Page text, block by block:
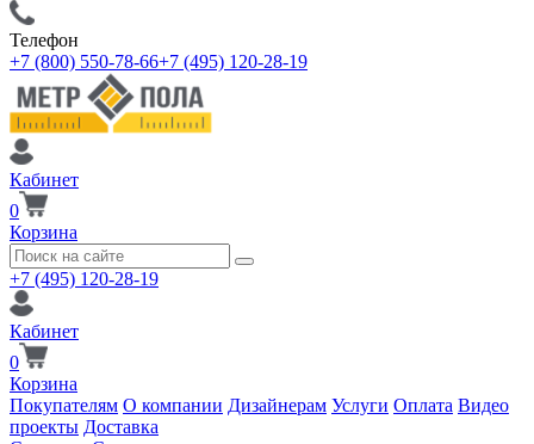
Телефон
+7 (800) 550-78-66+7 (495) 120-28-19
Кабинет
0
Корзина
+7 (495) 120-28-19
Кабинет
0
Корзина
Покупателям О компании Дизайнерам Услуги Оплата Видео
проекты Доставка